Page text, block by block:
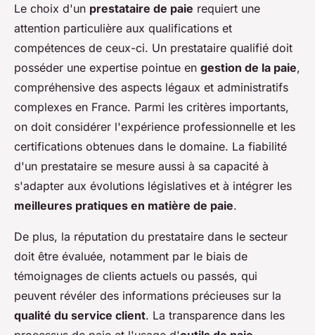
Le choix d'un prestataire de paie requiert une
attention particulière aux qualifications et
compétences de ceux-ci. Un prestataire qualifié doit
posséder une expertise pointue en gestion de la paie,
compréhensive des aspects légaux et administratifs
complexes en France. Parmi les critères importants,
on doit considérer l'expérience professionnelle et les
certifications obtenues dans le domaine. La fiabilité
d'un prestataire se mesure aussi à sa capacité à
s'adapter aux évolutions législatives et à intégrer les
meilleures pratiques en matière de paie.
De plus, la réputation du prestataire dans le secteur
doit être évaluée, notamment par le biais de
témoignages de clients actuels ou passés, qui
peuvent révéler des informations précieuses sur la
qualité du service client. La transparence dans les